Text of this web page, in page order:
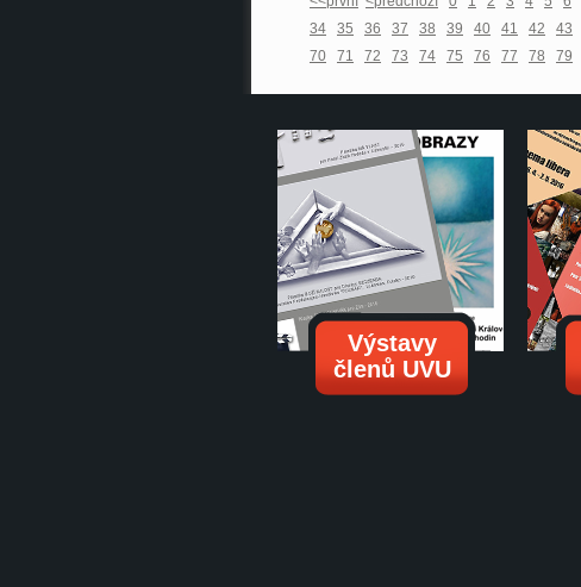
34
35 36 37 38 39 40 41 42 43
70
71 72 73 74 75 76 77 78 79
Výstavy
členů UVU